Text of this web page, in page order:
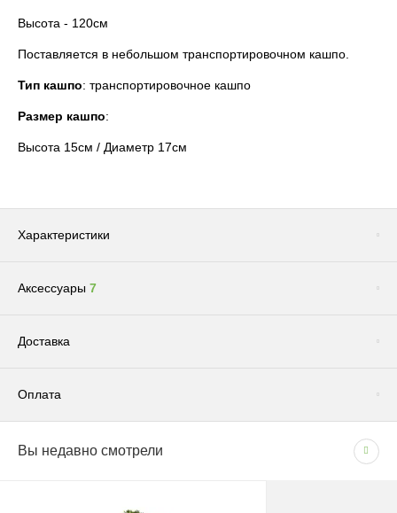
Высота - 120см
Поставляется в небольшом транспортировочном кашпо.
Тип кашпо: транспортировочное кашпо
Размер кашпо:
Высота 15см / Диаметр 17см
Характеристики
Аксессуары 7
Доставка
Оплата
СПОСОБЫ ОПЛАТЫ
Вы недавно смотрели